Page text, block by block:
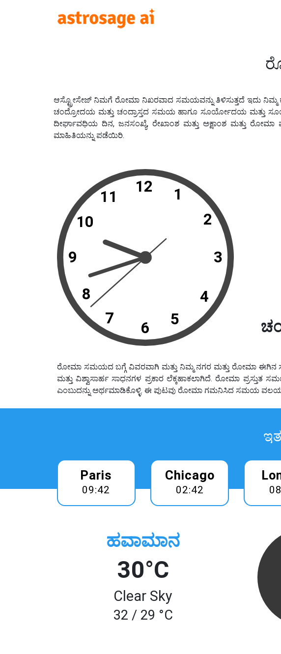
ಆಸ್ಟ್ರೋಸೇಜ್ ನಿಮಗೆ ರೋಮಾ ನಿಖರವಾದ ಸಮಯವನ್ನು ತಿಳಿಸುತ್ತದೆ ಇದು ನಿಮ್ಮ
ಚಂದ್ರೋದಯ ಮತ್ತು ಚಂದ್ರಾಸ್ತದ ಸಮಯ ಹಾಗೂ ಸೂರ್ಯೋದಯ ಮತ್ತು
ದೀರ್ಘಾವಧಿಯ ದಿನ, ಜನಸಂಖ್ಯೆ, ರೇಖಾಂಶ ಮತ್ತು ಅಕ್ಷಾಂಶ ಮತ್ತು
ಮಾಹಿತಿಯನ್ನು ಪಡೆಯಿರಿ.
12
11
10
9
8
7
6 5
4
3
2
1
ರೋಮಾ ಸಮಯದ ಬಗ್ಗೆ ವಿವರವಾಗಿ ಮತ್ತು ನಿಮ್ಮ ನಗರ ಮತ್ತು ರೋಮಾ ಈಗಿನ
ಮತ್ತು ವಿಶ್ವಾಸಾರ್ಹ ಸಾಧನಗಳ ಪ್ರಕಾರ ಲೆಕ್ಕಹಾಕಲಾಗಿದೆ. ರೋಮಾ
ಎಂಬುದನ್ನು ಅರ್ಥಮಾಡಿಕೊಳ್ಳಿ. ಈ ಪುಟವು ರೋಮಾ ಗಮನಿಸಿದ ಸಮಯ
Paris
09:42
Chicago
02:42
ಹವಾಮಾನ
30°C
Clear Sky
32 / 29 °C